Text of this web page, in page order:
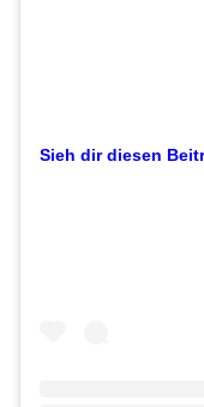
Sieh dir diesen